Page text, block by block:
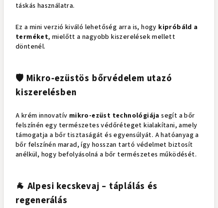
táskás használatra.
Ez a mini verzió kiváló lehetőség arra is, hogy kipróbáld a
terméket, mielőtt a nagyobb kiszerelések mellett
döntenél.
🛡️ Mikro-ezüstös bőrvédelem utazó
kiszerelésben
A krém innovatív mikro-ezüst technológiája segít a bőr
felszínén egy természetes védőréteget kialakítani, amely
támogatja a bőr tisztaságát és egyensúlyát. A hatóanyag a
bőr felszínén marad, így hosszan tartó védelmet biztosít
anélkül, hogy befolyásolná a bőr természetes működését.
🐐 Alpesi kecskevaj – táplálás és
regenerálás